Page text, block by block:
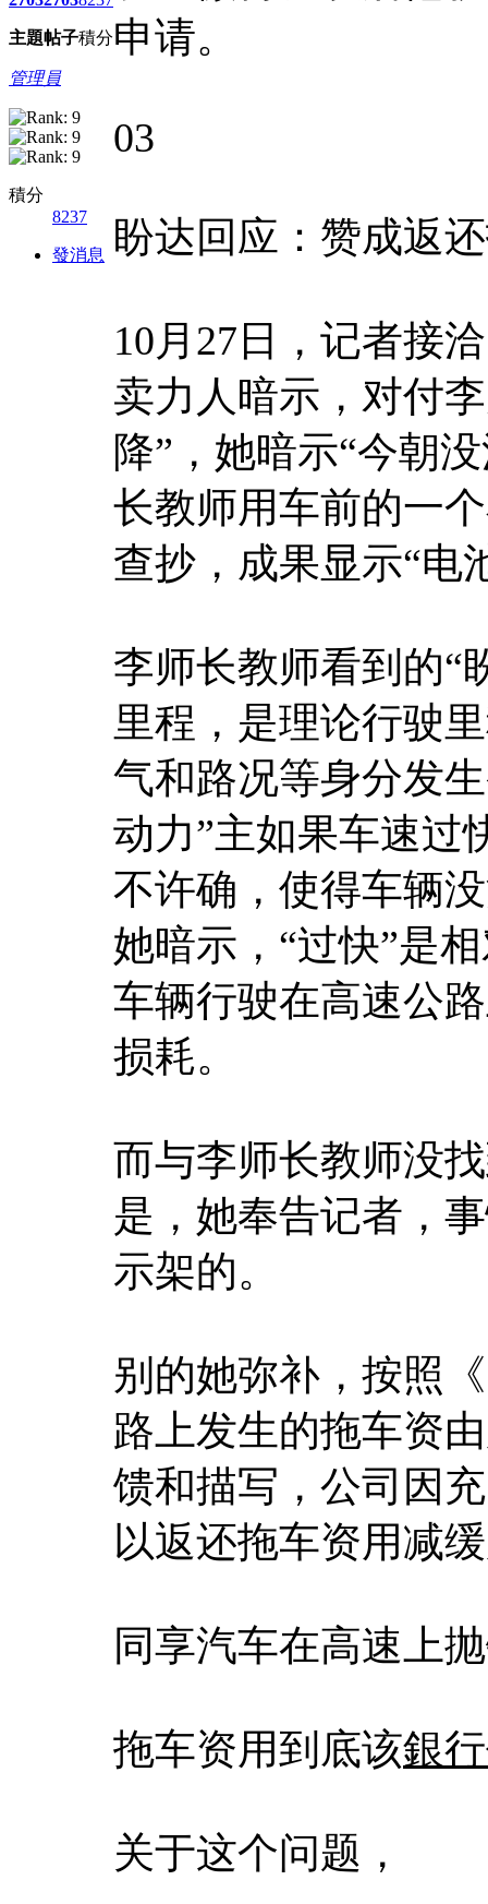
主題帖子積分
管理員
積分
8237
發消息
申请。
03
盼达回应：赞成返
10月27日，记者接
卖力人暗示，对付
降”，她暗示“今朝
长教师用车前的一
查抄，成果显示“电
李师长教师看到的“
里程，是理论行驶
气和路况等身分发
动力”主如果车速过
不许确，使得车辆
她暗示，“过快”是
车辆行驶在高速公
损耗。
而与李师长教师没
是，她奉告记者，
示架的。
别的她弥补，按照
路上发生的拖车资
馈和描写，公司因
以返还拖车资用减
同享汽车在高速上
拖车资用到底该銀
关于这个问题，